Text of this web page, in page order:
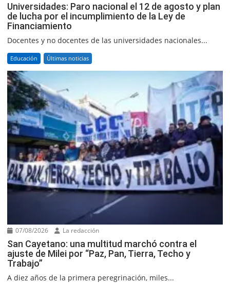
Universidades: Paro nacional el 12 de agosto y plan
de lucha por el incumplimiento de la Ley de
Financiamiento
Docentes y no docentes de las universidades nacionales...
Educación Últimas noticias
07/08/2026 La redacción
San Cayetano: una multitud marchó contra el
ajuste de Milei por “Paz, Pan, Tierra, Techo y
Trabajo”
A diez años de la primera peregrinación, miles...